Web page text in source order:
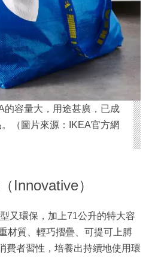
的容量大，用途甚廣，已成
（圖片來源：IKEA官方網
Innovative）
又環保，加上71公升的特大容
材質、輕巧摺疊、可提可上膊
費者習性，培養出持續地使用環